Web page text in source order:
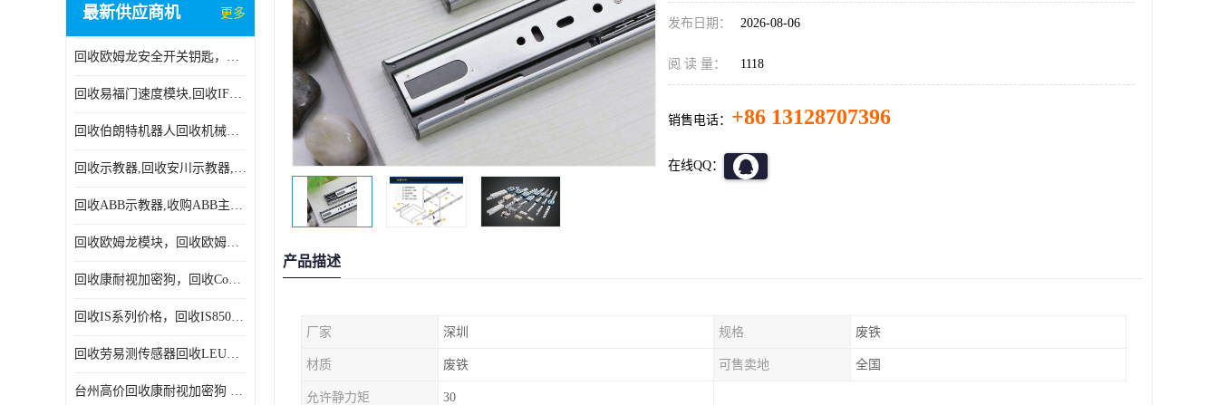
最新供应商机 更多
回收欧姆龙安全开关钥匙，回收OMRON安全锁，回收光电传感器
回收易福门速度模块,回收IFM大全,回收易福门AS-iDP模块
回收伯朗特机器人回收机械手臂伯朗特六轴工业机器人
回收示教器,回收安川示教器,回收ABB新旧示教器
回收ABB示教器,收购ABB主机CPU,回收DSQC69示教器
回收欧姆龙模块，回收欧姆龙CPU,回收欧姆龙cpu
回收康耐视加密狗，回收Cognex加密狗，回收Cognex相机
回收IS系列价格，回收IS8505MP视觉，回收康耐视无包装相机
回收劳易测传感器回收LEUZE传感器
台州高价回收康耐视加密狗 收购康耐视加密狗 废旧回收
发布日期： 2026-08-06
阅 读 量： 1118
销售电话： +86 13128707396
在线QQ：
产品描述
厂家 深圳 规格 废铁
材质 废铁 可售卖地 全国
允许静力矩 30